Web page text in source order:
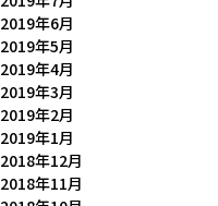
2019年6月
2019年5月
2019年4月
2019年3月
2019年2月
2019年1月
2018年12月
2018年11月